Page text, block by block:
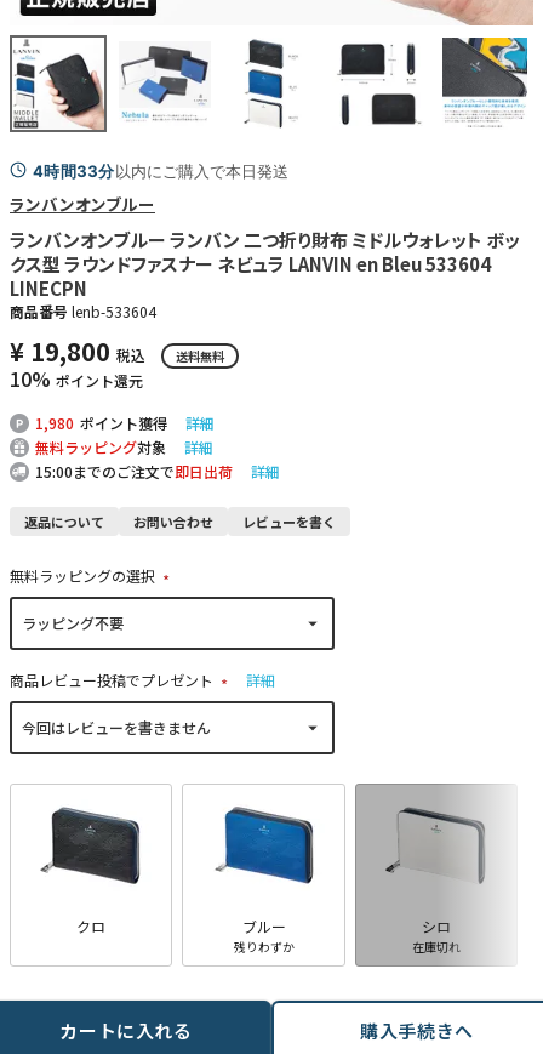
4時間33分以内にご購入で本日発送
ランバンオンブルー
ランバンオンブルー ランバン 二つ折り財布 ミドルウォレット ボッ
クス型 ラウンドファスナー ネビュラ LANVIN en Bleu 533604
LINECPN
商品番号 lenb-533604
¥ 19,800 税込 送料無料
10% ポイント還元
1,980 ポイント獲得
詳細
無料ラッピング対象
詳細
15:00までのご注文で即日出荷 詳細
返品について お問い合わせ レビューを書く
無料ラッピングの選択
(
商品レビュー投稿でプレゼント
(
詳細
クロ ブルー
残りわずか
シロ
在庫切れ
カートに入れる 購入手続きへ